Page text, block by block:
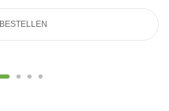
BESTELLEN